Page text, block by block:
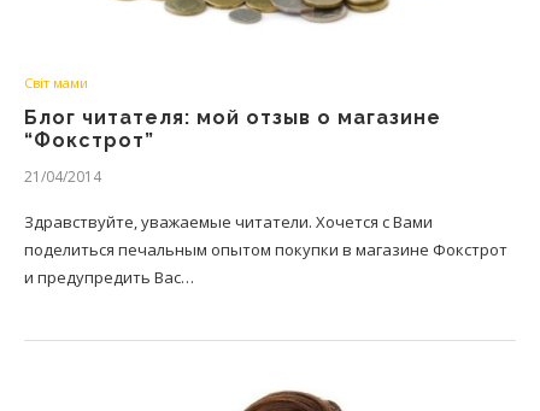
Світ мами
Блог читателя: мой отзыв о магазине
“Фокстрот”
21/04/2014
Здравствуйте, уважаемые читатели. Хочется с Вами
поделиться печальным опытом покупки в магазине Фокстрот
и предупредить Вас…